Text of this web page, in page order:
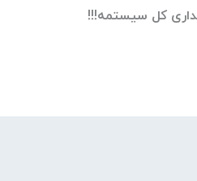
کل سیستمه!!!